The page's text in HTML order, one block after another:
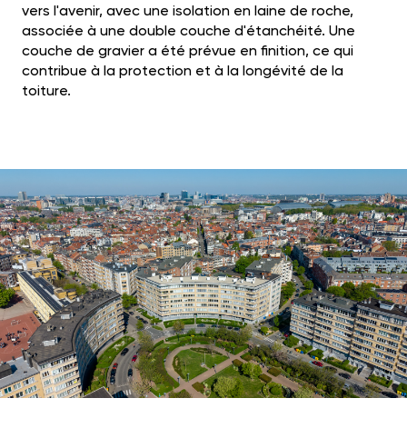
vers l'avenir, avec une isolation en laine de roche,
associée à une double couche d'étanchéité. Une
couche de gravier a été prévue en finition, ce qui
contribue à la protection et à la longévité de la
toiture.